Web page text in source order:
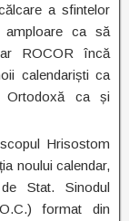
a sfintelor
ca să
ROCOR încă
calendariști ca
Ortodoxă ca și
Hrisostom
noului calendar,
Stat. Sinodul
format din